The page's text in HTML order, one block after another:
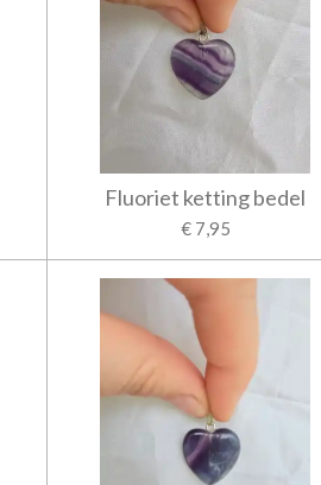
Fluoriet ketting bedel
€ 7,95